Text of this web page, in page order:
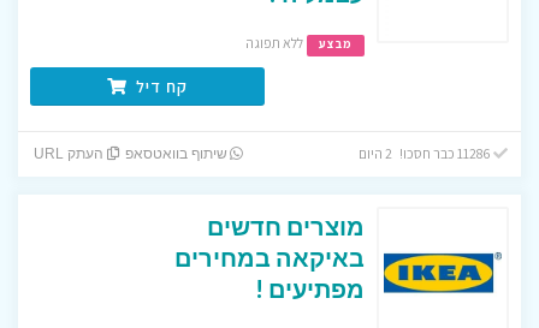
מבצע ללא תפוגה
קח דיל
11286 כבר חסכו! 2 היום שיתוף בוואטסאפ העתק URL
מוצרים חדשים
באיקאה במחירים
מפתיעים !